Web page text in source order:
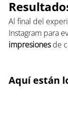
Al final del
Instagram para
impresiones de
Aquí están